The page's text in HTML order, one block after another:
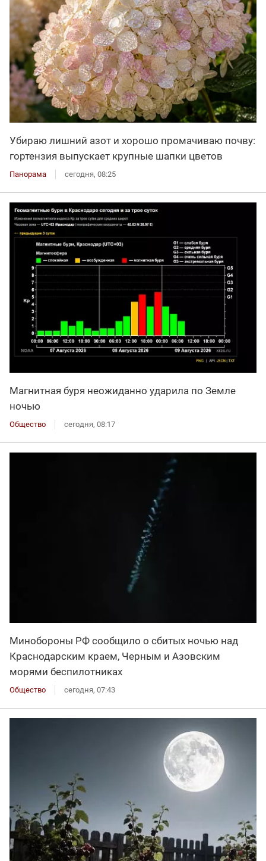
Убираю лишний азот и хорошо промачиваю почву:
гортензия выпускает крупные шапки цветов
Панорама сегодня, 08:25
Магнитная буря неожиданно ударила по Земле
ночью
Общество сегодня, 08:17
Минобороны РФ сообщило о сбитых ночью над
Краснодарским краем, Черным и Азовским
морями беспилотниках
Общество сегодня, 07:43